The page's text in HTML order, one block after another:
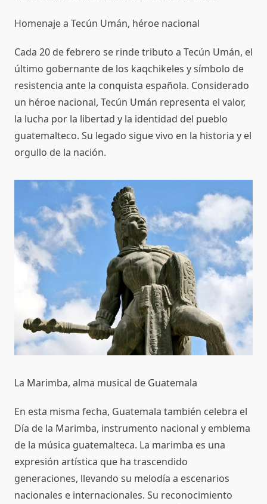
Homenaje a Tecún Umán, héroe nacional
Cada 20 de febrero se rinde tributo a Tecún Umán, el
último gobernante de los kaqchikeles y símbolo de
resistencia ante la conquista española. Considerado
un héroe nacional, Tecún Umán representa el valor,
la lucha por la libertad y la identidad del pueblo
guatemalteco. Su legado sigue vivo en la historia y el
orgullo de la nación.
La Marimba, alma musical de Guatemala
En esta misma fecha, Guatemala también celebra el
Día de la Marimba, instrumento nacional y emblema
de la música guatemalteca. La marimba es una
expresión artística que ha trascendido
generaciones, llevando su melodía a escenarios
nacionales e internacionales. Su reconocimiento